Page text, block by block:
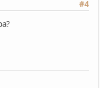
#4